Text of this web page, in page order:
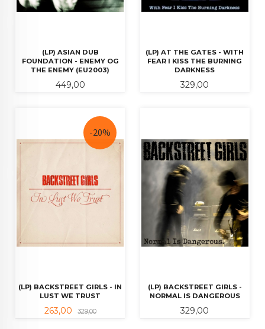
(LP) ASIAN DUB
FOUNDATION - ENEMY OG
THE ENEMY (EU2003)
Pris
449,00
(LP) AT THE GATES - WITH
FEAR I KISS THE BURNING
DARKNESS
Pris
329,00
(LP) BACKSTREET GIRLS - IN
LUST WE TRUST
Tilbud
263,00 329,00Rabatt
-20%
(LP) BACKSTREET GIRLS -
NORMAL IS DANGEROUS
Pris
329,00